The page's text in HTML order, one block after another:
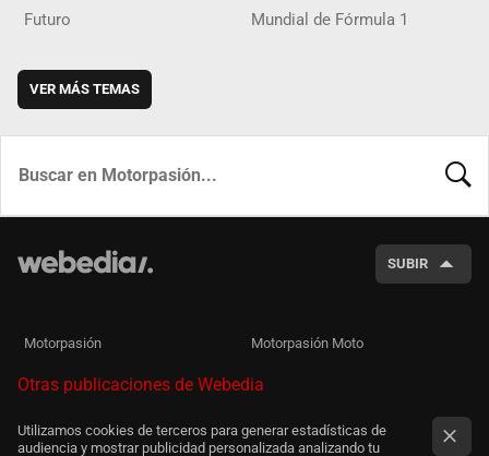
Futuro Mundial de Fórmula 1
VER MÁS TEMAS
SUBIR
Motorpasión Motorpasión Moto
Otras publicaciones de Webedia
Utilizamos cookies de terceros para generar estadísticas de
audiencia y mostrar publicidad personalizada analizando tu